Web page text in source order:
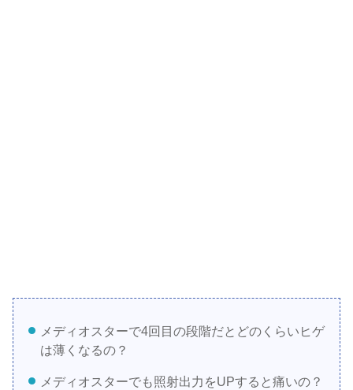
メディオスターで4回目の段階だとどのくらいヒゲ
は薄くなるの？
メディオスターでも照射出力をUPすると痛いの？